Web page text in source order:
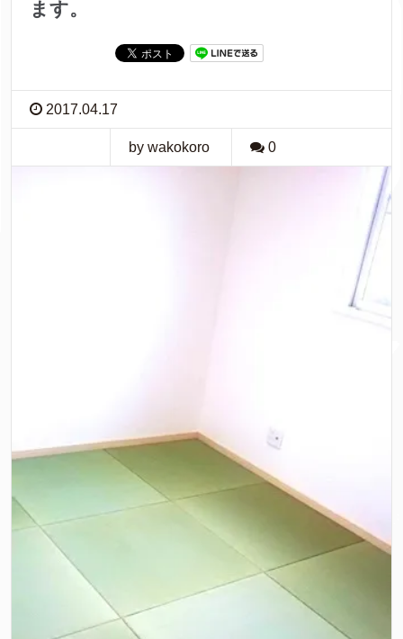
ます。
2017.04.17
by wakokoro 0